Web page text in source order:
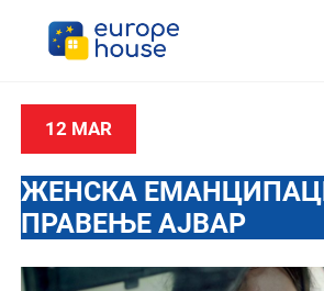
12 MAR
ЖЕНСКА
ПРАВЕЊЕ АЈВАР